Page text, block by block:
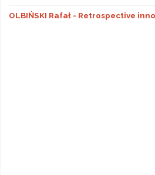
OLBIŃSKI Rafał - Retrospective